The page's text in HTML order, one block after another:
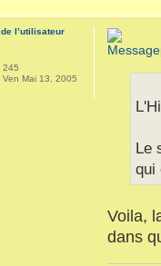
Le
qui
Voila,
dans
245
Ven Mai 13, 2005